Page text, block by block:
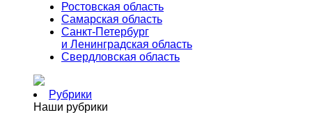
Ростовская область
Самарская область
Санкт-Петербург
и Ленинградская область
Свердловская область
Рубрики
Наши рубрики